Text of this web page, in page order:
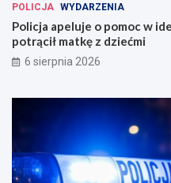
POLICJA WYDARZENIA
Policja apeluje o pomoc w
potrącił matkę z dziećmi
6 sierpnia 2026